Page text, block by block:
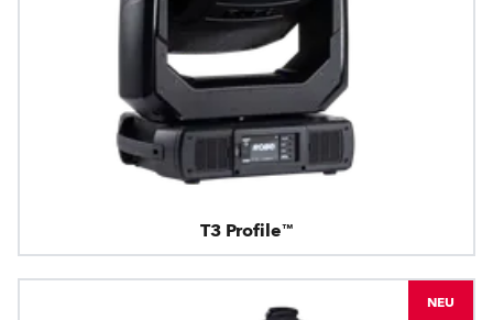
T3 Profile™
NEU